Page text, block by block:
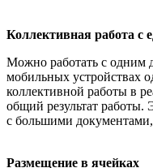
Коллективная работа с
Можно работать с одним
мобильных устройствах
коллективной работы в
общий результат работы.
с большими
Размещение в ячейках